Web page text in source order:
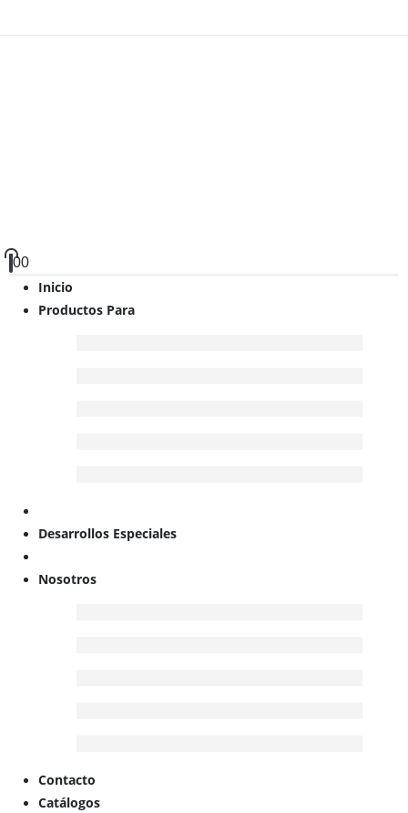
00
Inicio
Productos Para
Desarrollos Especiales
Nosotros
Contacto
Catálogos